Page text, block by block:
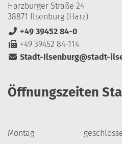
Harzburger Straße 24
38871 Ilsenburg (Harz)
+49 39452 84-0
+49 39452 84-114
Stadt-Ilsenburg@stadt-
Öffnungszeiten
Montag